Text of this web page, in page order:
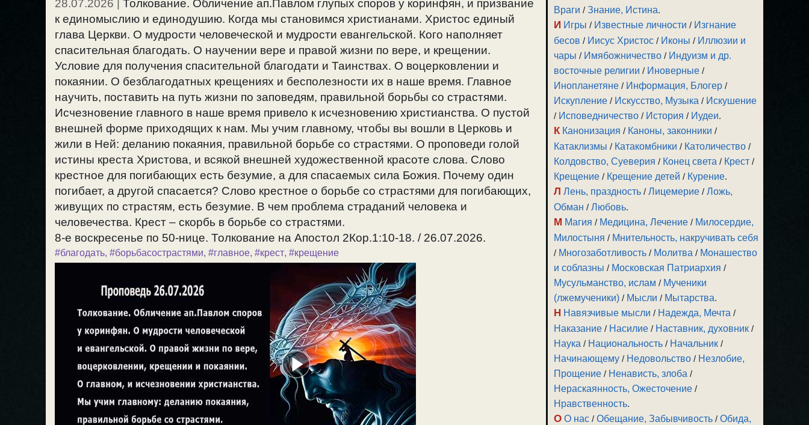
28.07.2026 | Толкование. Обличение ап.Павлом глупых споров у коринфян, и призвание
к единомыслию и единодушию. Когда мы становимся христианами. Христос единый
глава Церкви. О мудрости человеческой и мудрости евангельской. Кого наполняет
спасительная благодать. О научении вере и правой жизни по вере, и крещении.
Условие для получения спасительной благодати и Таинствах. О воцерковлении и
покаянии. О безблагодатных крещениях и бесполезности их в наше время. Главное
научить, поставить на путь жизни по заповедям, правильной борьбы со страстями.
Исчезновение главного в наше время привело к исчезновению христианства. О пустой
внешней форме приходящих к нам. Мы учим главному, чтобы вы вошли в Церковь и
жили в Ней: деланию покаяния, правильной борьбе со страстями. О проповеди голой
истины креста Христова, и всякой внешней художественной красоте слова. Слово
крестное для погибающих есть безумие, а для спасаемых сила Божия. Почему один
погибает, а другой спасается? Слово крестное о борьбе со страстями для погибающих,
живущих по страстям, есть безумие. В чем проблема страданий человека и
человечества. Крест – скорбь в борьбе со страстями.
8-е воскресенье по 50-нице. Толкование на Апостол 2Кор.1:10-18. / 26.07.2026.
#благодать, #борьбасострастями, #главное, #крест, #крещение
Враги /Знание, Истина.
И Игры / Известные личности / Изгнание
бесов / Иисус Христос / Иконы / Иллюзии и
чары / Имябожничество / Индуизм и др.
восточные религии / Иноверные /
Инопланетяне / Информация, Блогер /
Искупление / Искусство, Музыка / Искушение
/ Исповедничество / История / Иудеи.
К Канонизация / Каноны, законники /
Катаклизмы / Катакомбники / Католичество /
Колдовство, Суеверия / Конец света / Крест /
Крещение / Крещение детей / Курение.
Л Лень, праздность /Лицемерие /Ложь,
Обман /Любовь.
М Магия / Медицина, Лечение / Милосердие,
Милостыня / Мнительность, накручивать себя
/ Многозаботливость / Молитва / Монашество
и соблазны / Московская Патриархия /
Мусульманство, ислам / Мученики
(лжемученики) / Мысли / Мытарства.
Н Навязчивые мысли / Надежда, Мечта /
Наказание / Насилие / Наставник, духовник /
Наука / Национальность / Начальник /
Начинающему / Недовольство / Незлобие,
Прощение / Ненависть, злоба /
Нераскаянность, Ожесточение /
Нравственность.
О О нас /Обещание, Забывчивость /Обида,